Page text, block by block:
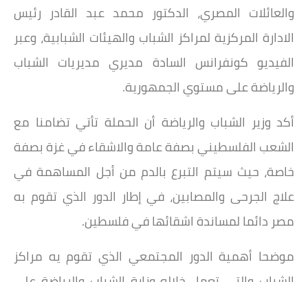
والعائلات المصري، الدكتور محمد عبد القادر رئيس
الادارة المركزية لمراكز الشباب والهيئات الشبابية، وعبر
الفيديو كونفرانس السادة مديري مديريات الشباب
والرياضة على مستوي الجمهورية.
أكد وزير الشباب والرياضة أن الحملة تأتي تضامنا مع
الشعب الفلسطيني بصفة عامة والاشقاء في غزة بصفة
خاصة، حيث سيتم التبرع بالدم من أجل المساهمة في
علاج الجرحى والمصابين، في إطار الدور الذي تقوم به
مصر دائما لمساندة اشقائها في فلسطين.
موضحا أهمية الدور المجتمعي الذي تقوم يه مراكز